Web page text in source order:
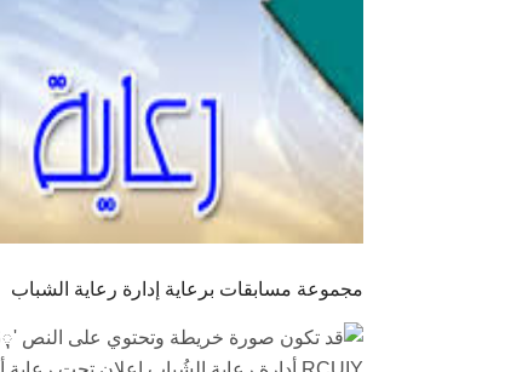
مجموعة مسابقات برعاية إدارة رعاية الشباب